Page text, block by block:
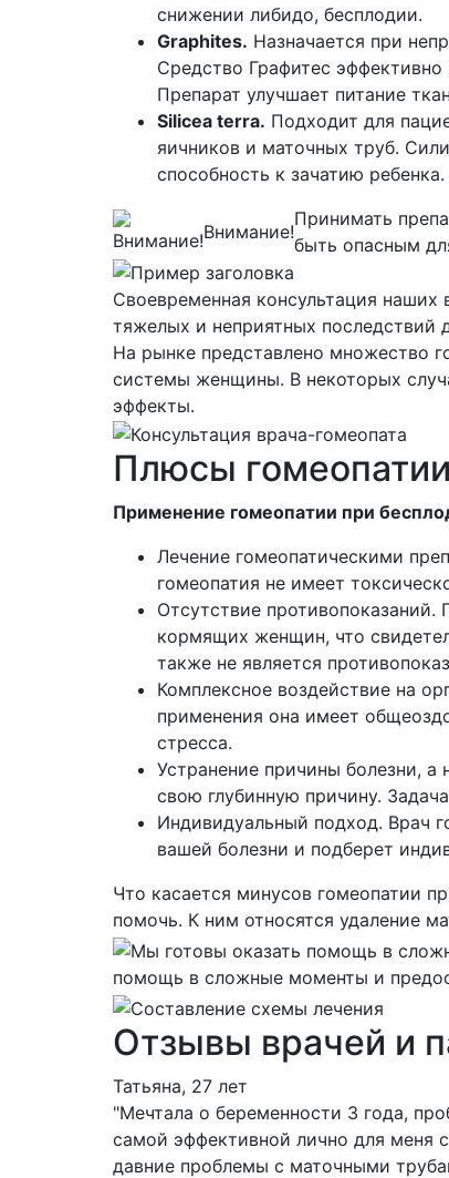
снижении либидо, бесплодии.
Graphites. Назначается при
Средство Графитес
Препарат улучшает питание
Silicea terra. Подходит для
яичников и маточных труб.
способность к зачатию ребенка.
Внимание!
Принимать
быть опасным
Своевременная консультация
тяжелых и неприятных последствий
На рынке представлено множество
системы женщины. В некоторых
эффекты.
Плюсы
Применение гомеопатии при
Лечение гомеопатическими
гомеопатия не имеет
Отсутствие
кормящих женщин, что
также не является
Комплексное воздействие на
применения она имеет
стресса.
Устранение причины болезни,
свою глубинную причину.
Индивидуальный подход. Врач
вашей болезни и подберет
Что касается минусов гомеопатии
помочь. К ним относятся удаление
помощь в сложные моменты и
Отзывы врачей и
Татьяна, 27 лет
"Мечтала о беременности 3 года,
самой эффективной лично для меня
давние проблемы с маточными